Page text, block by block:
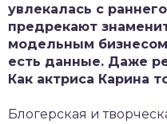
увлекалась с
предрекают
модельным
есть данные. Даже
Как актриса Карина
Блогерская и